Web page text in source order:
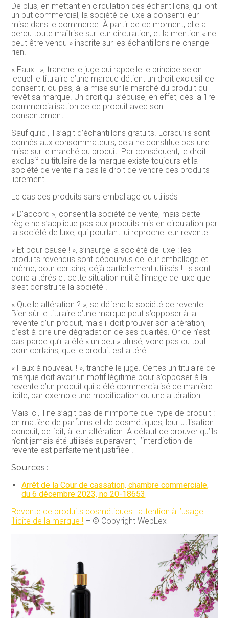
De plus, en mettant en circulation ces échantillons, qui ont
un but commercial, la société de luxe a consenti leur
mise dans le commerce. À partir de ce moment, elle a
perdu toute maîtrise sur leur circulation, et la mention « ne
peut être vendu » inscrite sur les échantillons ne change
rien.
« Faux ! », tranche le juge qui rappelle le principe selon
lequel le titulaire d’une marque détient un droit exclusif de
consentir, ou pas, à la mise sur le marché du produit qui
revêt sa marque. Un droit qui s’épuise, en effet, dès la 1re
commercialisation de ce produit avec son
consentement.
Sauf qu’ici, il s’agit d’échantillons gratuits. Lorsqu’ils sont
donnés aux consommateurs, cela ne constitue pas une
mise sur le marché du produit. Par conséquent, le droit
exclusif du titulaire de la marque existe toujours et la
société de vente n’a pas le droit de vendre ces produits
librement.
Le cas des produits sans emballage ou utilisés
« D’accord », consent la société de vente, mais cette
règle ne s’applique pas aux produits mis en circulation par
la société de luxe, qui pourtant lui reproche leur revente.
« Et pour cause ! », s’insurge la société de luxe : les
produits revendus sont dépourvus de leur emballage et
même, pour certains, déjà partiellement utilisés ! Ils sont
donc altérés et cette situation nuit à l’image de luxe que
s’est construite la société !
« Quelle altération ? », se défend la société de revente.
Bien sûr le titulaire d’une marque peut s’opposer à la
revente d’un produit, mais il doit prouver son altération,
c’est-à-dire une dégradation de ses qualités. Or ce n’est
pas parce qu’il a été « un peu » utilisé, voire pas du tout
pour certains, que le produit est altéré !
« Faux à nouveau ! », tranche le juge. Certes un titulaire de
marque doit avoir un motif légitime pour s’opposer à la
revente d’un produit qui a été commercialisé de manière
licite, par exemple une modification ou une altération.
Mais ici, il ne s’agit pas de n’importe quel type de produit :
en matière de parfums et de cosmétiques, leur utilisation
conduit, de fait, à leur altération. À défaut de prouver qu’ils
n’ont jamais été utilisés auparavant, l’interdiction de
revente est parfaitement justifiée !
Sources :
Arrêt de la Cour de cassation, chambre commerciale,
du 6 décembre 2023, no 20-18653
Revente de produits cosmétiques : attention à l’usage
illicite de la marque ! – © Copyright WebLex